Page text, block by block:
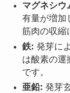
マグネシウ
有量が増加
筋肉の収縮
鉄: 発芽に
は酸素の運
です。
亜鉛: 発芽